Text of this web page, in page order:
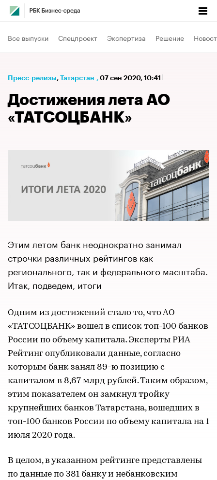
Все выпуски Спецпроект Экспертиза Решение
Пресс-релизы⁠, Татарстан , 07 сен 2020, 10:41
Достижения лета АО
«ТАТСОЦБАНК»
Этим летом банк неоднократно занимал
строчки различных рейтингов как
регионального, так и федерального масштаба.
Итак, подведем, итоги
Одним из достижений стало то, что АО
«ТАТСОЦБАНК» вошел в список топ-100 банков
России по объему капитала. Эксперты РИА
Рейтинг опубликовали данные, согласно
которым банк занял 89-ю позицию с
капиталом в 8,67 млрд рублей. Таким образом,
этим показателем он замкнул тройку
крупнейших банков Татарстана, вошедших в
топ-100 банков России по объему капитала на 1
июля 2020 года.
В целом, в указанном рейтинге представлены
по данные по 381 банку и небанковским